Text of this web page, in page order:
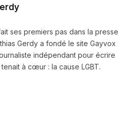
ses premiers pas dans la presse
Gerdy a fondé le site Gayvox
indépendant pour écrire
à cœur : la cause LGBT.